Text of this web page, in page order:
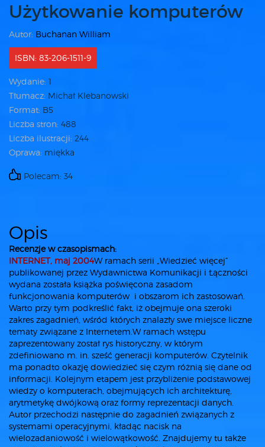
Użytkowanie komputerów
Autor: Buchanan William
ISBN: 83-206-1511-9
Wydanie: 1
Tłumacz: Michał Klebanowski
Format: B5
Liczba stron: 488
Liczba ilustracji: 244
Oprawa: miękka
Polecam: 34
Opis
Recenzje w czasopismach:
INTERNET, maj 2004W ramach serii „Wiedzieć więcej”
publikowanej przez Wydawnictwa Komunikacji i Łączności
wydana została książka poświęcona zasadom
funkcjonowania komputerów i obszarom ich zastosowań.
Warto przy tym podkreślić fakt, iż obejmuje ona szeroki
zakres zagadnień, wśród których znalazły swe miejsce liczne
tematy związane z Internetem.W ramach wstępu
zaprezentowany został rys historyczny, w którym
zdefiniowano m. in. sześć generacji komputerów. Czytelnik
ma ponadto okazję dowiedzieć się czym różnią się dane od
informacji. Kolejnym etapem jest przybliżenie podstawowej
wiedzy o komputerach, obejmujących ich architekturę,
arytmetykę dwójkową oraz formy reprezentacji danych.
Autor przechodzi następnie do zagadnień związanych z
systemami operacyjnymi, kładąc nacisk na
wielozadaniowość i wielowątkowość. Znajdujemy tu także